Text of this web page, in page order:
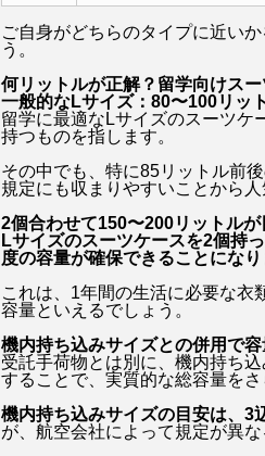
ご自身がどちらのタイプに近い
う。
何リットルが正解？留学向けス
一般的なLサイズ：80〜100リッ
留学に最適なLサイズのスーツケ
持つものを指します。
その中でも、特に85リットル前
規定にも収まりやすいことから人
2個合わせて150〜200リットルが
Lサイズのスーツケースを2個持
度の容量が確保できることになり
これは、1年間の生活に必要な衣
容量といえるでしょう。
機内持ち込みサイズとの併用で
受託手荷物とは別に、機内持ち
することで、実質的な総容量をさ
機内持ち込みサイズの目安は、3
が、航空会社によって規定が異